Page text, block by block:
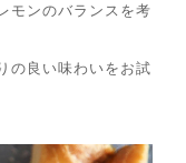
モンのバランスを考
の良い味わいをお試